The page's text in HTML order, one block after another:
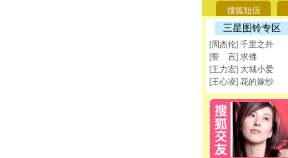
搜狐短信
三星图铃专区
[周杰伦] 千里之外
[誓 言] 求佛
[王力宏] 大城小爱
[王心凌] 花的嫁纱